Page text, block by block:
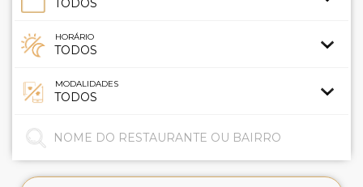
HORÁRIO
MODALIDADES